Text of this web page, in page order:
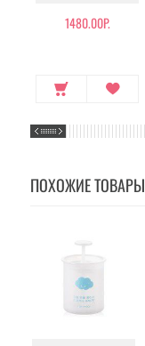
1480.00Р.
ПОХОЖИЕ ТОВАРЫ